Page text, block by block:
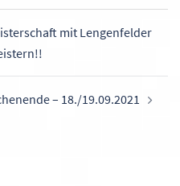
mit Lengenfelder
– 18./19.09.2021